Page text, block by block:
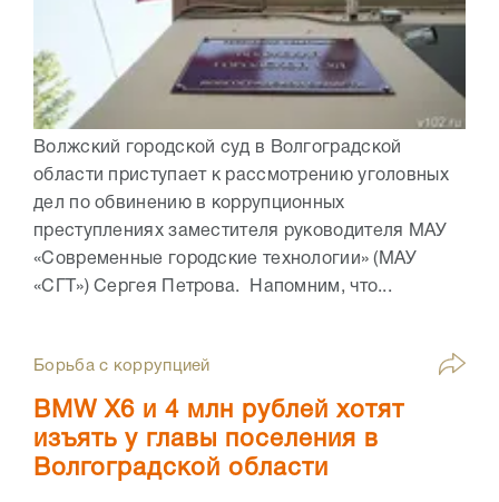
Волжский городской суд в Волгоградской
области приступает к рассмотрению уголовных
дел по обвинению в коррупционных
преступлениях заместителя руководителя МАУ
«Современные городские технологии» (МАУ
«СГТ») Сергея Петрова. Напомним, что...
Борьба с коррупцией
BMW X6 и 4 млн рублей хотят
изъять у главы поселения в
Волгоградской области